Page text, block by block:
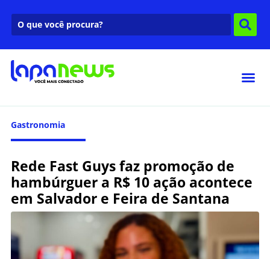
Gastronomia
Rede Fast Guys faz promoção de
hambúrguer a R$ 10 ação acontece
em Salvador e Feira de Santana